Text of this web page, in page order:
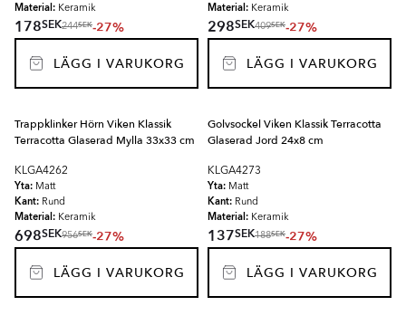
Material: Keramik
178SEK244SEK-27%
LÄGG I VARUKORG
Material: Keramik
298SEK409SEK-27%
LÄGG I VARUKORG
Trappklinker Hörn Viken Klassik
Terracotta Glaserad Mylla 33x33 cm
KLGA4262
Yta: Matt
Kant: Rund
Material: Keramik
698SEK956SEK-27%
LÄGG I VARUKORG
Golvsockel Viken Klassik Terracotta
Glaserad Jord 24x8 cm
KLGA4273
Yta: Matt
Kant: Rund
Material: Keramik
137SEK188SEK-27%
LÄGG I VARUKORG